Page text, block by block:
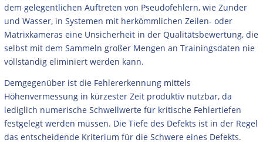
dem gelegentlichen Auftreten von Pseudofehlern, wie Zunder
und Wasser, in Systemen mit herkömmlichen Zeilen- oder
Matrixkameras eine Unsicherheit in der Qualitätsbewertung, die
selbst mit dem Sammeln großer Mengen an Trainingsdaten nie
vollständig eliminiert werden kann.
Demgegenüber ist die Fehlererkennung mittels
Höhenvermessung in kürzester Zeit produktiv nutzbar, da
lediglich numerische Schwellwerte für kritische Fehlertiefen
festgelegt werden müssen. Die Tiefe des Defekts ist in der Regel
das entscheidende Kriterium für die Schwere eines Defekts.